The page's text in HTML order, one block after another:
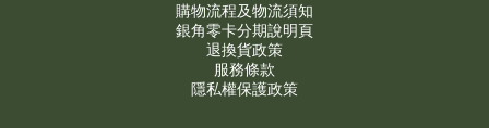
購物流程及物流須知
銀角零卡分期說明頁
退換貨政策
服務條款
隱私權保護政策